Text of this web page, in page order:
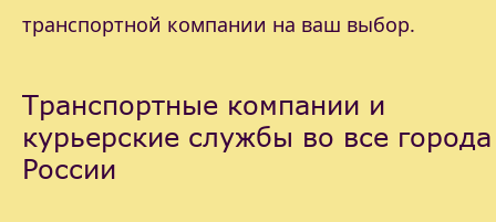
транспортной компании на ваш выбор.
Транспортные компании и
курьерские службы во все города
России